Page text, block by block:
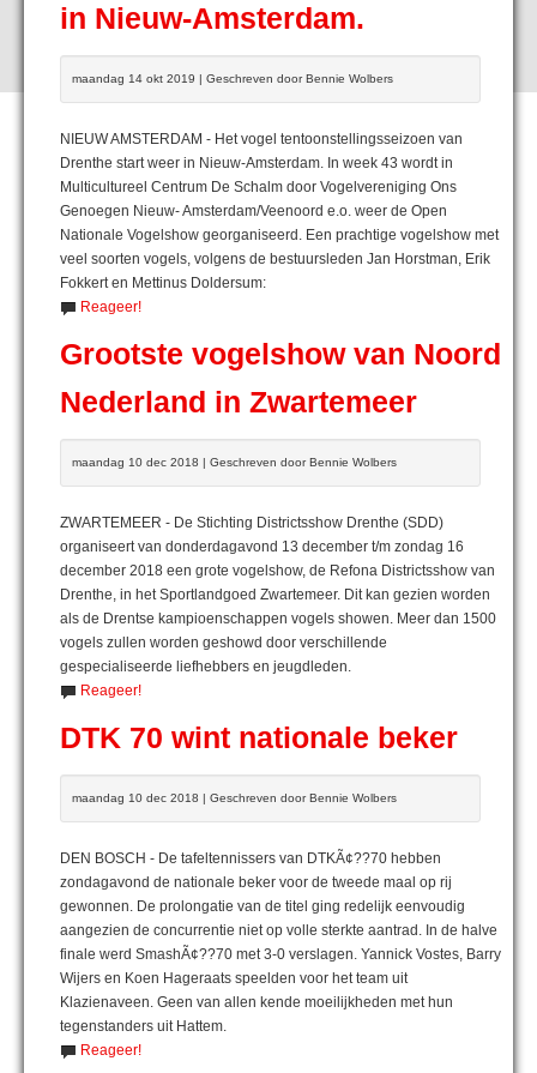
in Nieuw-Amsterdam.
maandag 14 okt 2019 | Geschreven door Bennie Wolbers
NIEUW AMSTERDAM - Het vogel tentoonstellingsseizoen van
Drenthe start weer in Nieuw-Amsterdam. In week 43 wordt in
Multicultureel Centrum De Schalm door Vogelvereniging Ons
Genoegen Nieuw- Amsterdam/Veenoord e.o. weer de Open
Nationale Vogelshow georganiseerd. Een prachtige vogelshow met
veel soorten vogels, volgens de bestuursleden Jan Horstman, Erik
Fokkert en Mettinus Doldersum:
Reageer!
Grootste vogelshow van Noord
Nederland in Zwartemeer
maandag 10 dec 2018 | Geschreven door Bennie Wolbers
ZWARTEMEER - De Stichting Districtsshow Drenthe (SDD)
organiseert van donderdagavond 13 december t/m zondag 16
december 2018 een grote vogelshow, de Refona Districtsshow van
Drenthe, in het Sportlandgoed Zwartemeer. Dit kan gezien worden
als de Drentse kampioenschappen vogels showen. Meer dan 1500
vogels zullen worden geshowd door verschillende
gespecialiseerde liefhebbers en jeugdleden.
Reageer!
DTK 70 wint nationale beker
maandag 10 dec 2018 | Geschreven door Bennie Wolbers
DEN BOSCH - De tafeltennissers van DTKÃ¢??70 hebben
zondagavond de nationale beker voor de tweede maal op rij
gewonnen. De prolongatie van de titel ging redelijk eenvoudig
aangezien de concurrentie niet op volle sterkte aantrad. In de halve
finale werd SmashÃ¢??70 met 3-0 verslagen. Yannick Vostes, Barry
Wijers en Koen Hageraats speelden voor het team uit
Klazienaveen. Geen van allen kende moeilijkheden met hun
tegenstanders uit Hattem.
Reageer!